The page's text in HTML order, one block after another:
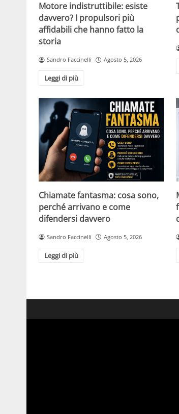
Motore indistruttibile: esiste
davvero? I propulsori più
affidabili che hanno fatto la
storia
Sandro Faccinelli Agosto 5, 2026
Leggi di più
Chiamate fantasma: cosa sono,
perché arrivano e come
difendersi davvero
Sandro Faccinelli Agosto 5, 2026
Leggi di più